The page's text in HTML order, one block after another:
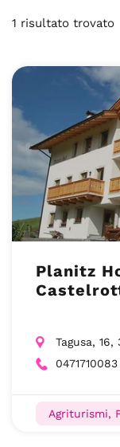
1 risultato trovato
Planitz
Tagusa,
0471710083
Agriturismi,